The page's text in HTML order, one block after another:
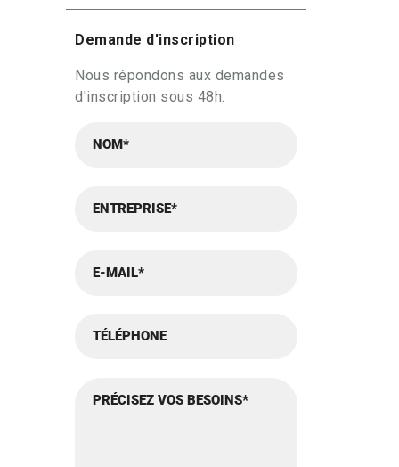
Demande d'inscription
Nous répondons aux demandes
d'inscription sous 48h.